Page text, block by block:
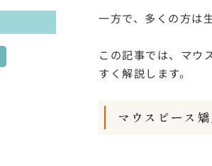
一方で、多くの方は
この記事では、マウ
すく解説します。
マウスピース